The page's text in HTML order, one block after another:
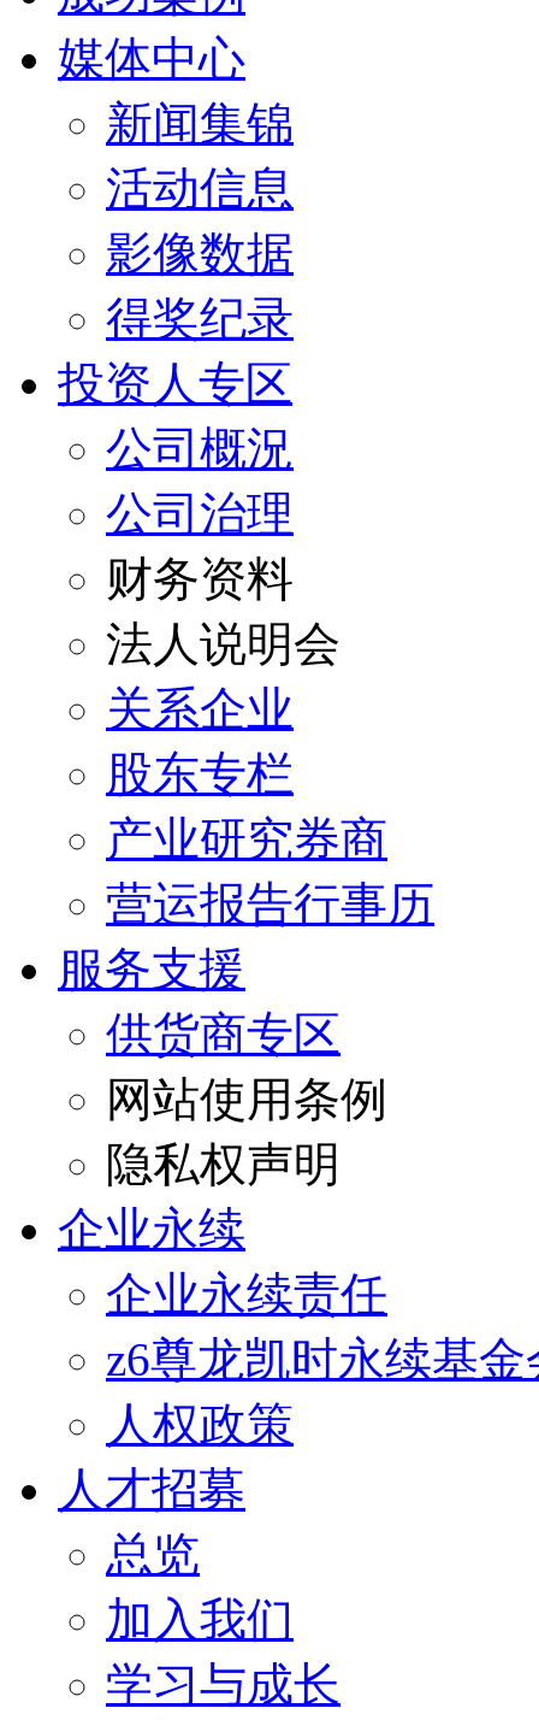
媒体中心
新闻集锦
活动信息
影像数据
得奖纪录
投资人专区
公司概況
公司治理
财务资料
法人说明会
关系企业
股东专栏
产业研究券商
营运报告行事历
服务支援
供货商专区
网站使用条例
隐私权声明
企业永续
企业永续责任
z6尊龙凯时永续基金
人权政策
人才招募
总览
加入我们
学习与成长